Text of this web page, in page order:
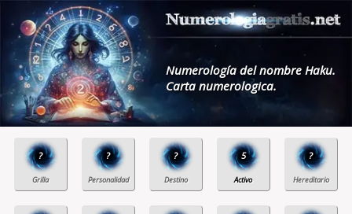
Numerología del nombre Haku.
Carta numerologica.
? ? ? 5 ?